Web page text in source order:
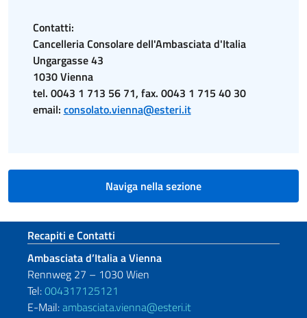
Contatti:
Cancelleria Consolare dell'Ambasciata d'Italia
Ungargasse 43
1030 Vienna
tel. 0043 1 713 56 71, fax. 0043 1 715 40 30
email: consolato.vienna@esteri.it
Naviga nella sezione
Sezione footer
Recapiti e Contatti
Ambasciata d’Italia a Vienna
Rennweg 27 – 1030 Wien
Tel:004317125121
E-Mail:ambasciata.vienna@esteri.it